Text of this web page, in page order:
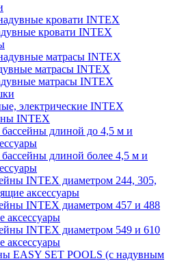
кровати INTEX
кровати INTEX
матрасы INTEX
матрасы INTEX
матрасы INTEX
электрические INTEX
INTEX
длиной до 4,5 м и
длиной более 4,5 м и
INTEX диаметром 244, 305,
аксессуары
INTEX диаметром 457 и 488
аксессуары
INTEX диаметром 549 и 610
аксессуары
EASY SET POOLS (с надувным